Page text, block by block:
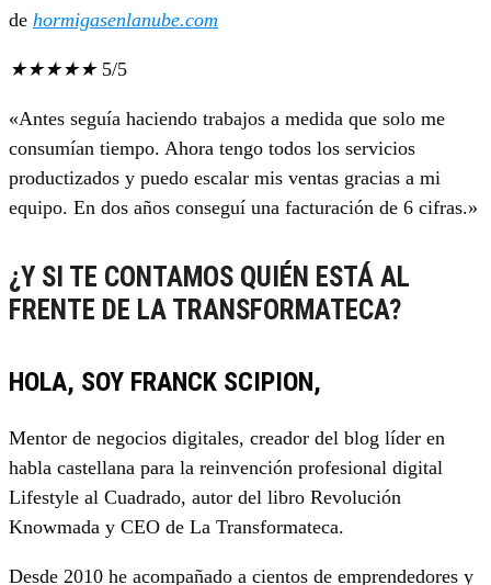
de hormigasenlanube.com
★★★★★ 5/5
«Antes seguía haciendo trabajos a medida que solo me
consumían tiempo. Ahora tengo todos los servicios
productizados y puedo escalar mis ventas gracias a mi
equipo. En dos años conseguí una facturación de 6 cifras.»
¿Y SI TE CONTAMOS QUIÉN ESTÁ AL
FRENTE DE LA TRANSFORMATECA?
HOLA, SOY FRANCK SCIPION,
Mentor de negocios digitales, creador del blog líder en
habla castellana para la reinvención profesional digital
Lifestyle al Cuadrado, autor del libro Revolución
Knowmada y CEO de La Transformateca.
Desde 2010 he acompañado a cientos de emprendedores y